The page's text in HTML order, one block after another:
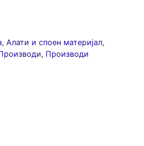
, Алати и споен материјал,
, Производи